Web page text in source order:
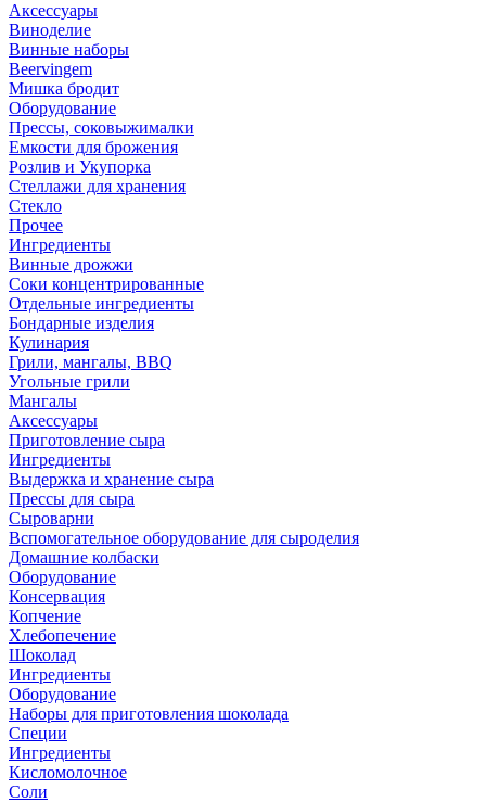
Аксессуары
Виноделие
Винные наборы
Beervingem
Мишка бродит
Оборудование
Прессы, соковыжималки
Емкости для брожения
Розлив и Укупорка
Стеллажи для хранения
Стекло
Прочее
Ингредиенты
Винные дрожжи
Соки концентрированные
Отдельные ингредиенты
Бондарные изделия
Кулинария
Грили, мангалы, BBQ
Угольные грили
Мангалы
Аксессуары
Приготовление сыра
Ингредиенты
Выдержка и хранение сыра
Прессы для сыра
Сыроварни
Вспомогательное оборудование для сыроделия
Домашние колбаски
Оборудование
Консервация
Копчение
Хлебопечение
Шоколад
Ингредиенты
Оборудование
Наборы для приготовления шоколада
Специи
Ингредиенты
Кисломолочное
Соли